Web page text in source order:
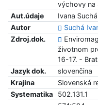
výchovy na
Aut.údaje
Ivana Suchá
Autor
Suchá
Zdroj.dok.
životnom
16-17. -
Jazyk dok.
slovenčina
Krajina
Slovenská
Systematika
502.131.1